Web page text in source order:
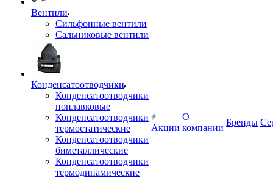
Вентили
Сильфонные вентили
Сальниковые вентили
Конденсатоотводчики
Конденсатоотводчики
поплавковые
Конденсатоотводчики
термостатические
Конденсатоотводчики
биметаллические
Конденсатоотводчики
термодинамические
Акции
О
компании
Бренды